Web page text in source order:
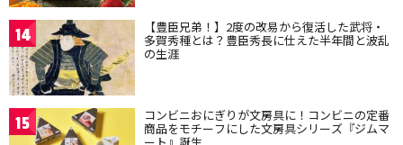
14 【豊臣兄弟！】2度の改易から復活した武将・
多賀秀種とは？豊臣秀長に仕えた半年間と波乱
の生涯
15 コンビニおにぎりが文房具に！コンビニの定番
商品をモチーフにした文房具シリーズ『ジムマ
ート』誕生